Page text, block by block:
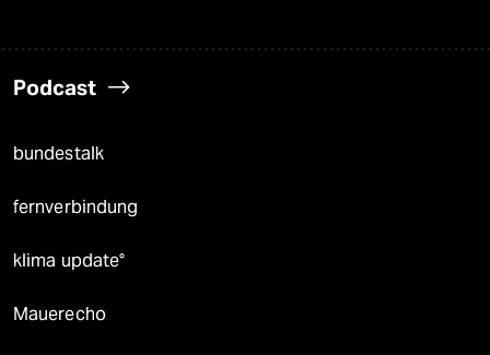
Podcast
bundestalk
fernverbindung
klima update°
Mauerecho